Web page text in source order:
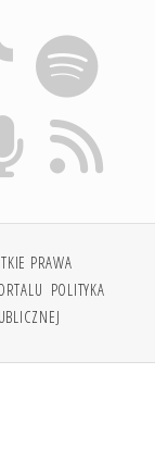
PRAWA
POLITYKA